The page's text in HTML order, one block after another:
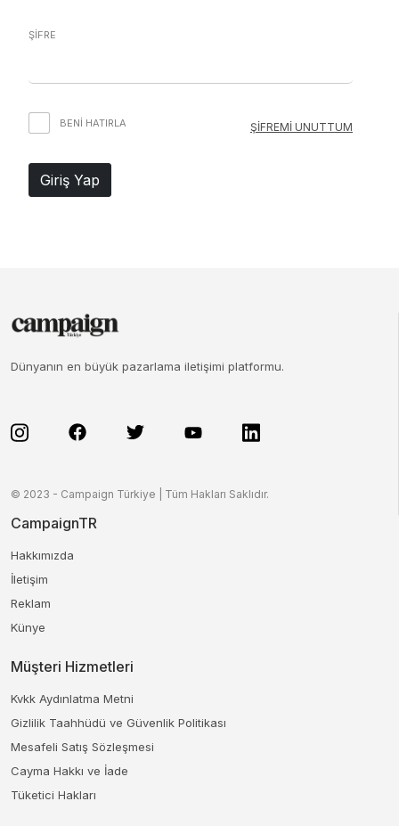
ŞİFRE
BENI HATIRLA ŞİFREMİ UNUTTUM
Giriş Yap
Dünyanın en büyük pazarlama iletişimi platformu.
© 2023 - Campaign Türkiye | Tüm Hakları Saklıdır.
CampaignTR
Hakkımızda
İletişim
Reklam
Künye
Müşteri Hizmetleri
Kvkk Aydınlatma Metni
Gizlilik Taahhüdü ve Güvenlik Politikası
Mesafeli Satış Sözleşmesi
Cayma Hakkı ve İade
Tüketici Hakları